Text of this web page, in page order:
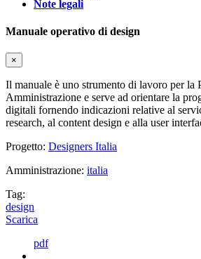
Note legali
Manuale operativo di design
×
Il manuale è uno strumento di lavoro per la
Amministrazione e serve ad orientare la
digitali fornendo indicazioni relative al
research, al content design e alla user
Progetto: Designers Italia
Amministrazione: italia
Tag:
design
Scarica
pdf